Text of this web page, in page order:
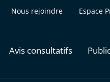
Nous rejoindre Espace
Avis consultatifs